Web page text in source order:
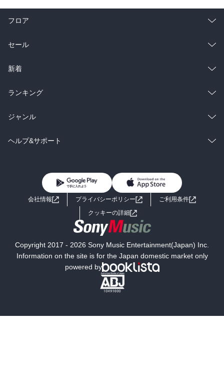
フロア
総合
ラノベ
雑誌・グラビア
BL・TL
セール
総合
ラノベ
雑誌・グラビア
BL・TL
新着
総合
ラノベ
雑誌・グラビア
ランキング
総合
ラノベ
ジャンル
コミック
ライトノベル 男子向けラノベ
小説
海外小説
ミステリー SF
文学
ヘルプ&サポート
よくあるご質問 お問い合わせ
会社情報 プライバシーポリシー
ご利用条件
クッキーの詳細
Copyright 2017 - 2026 Sony Music Entertainment(Japan) Inc.
Information on the site is for the Japan domestic market only
powered by